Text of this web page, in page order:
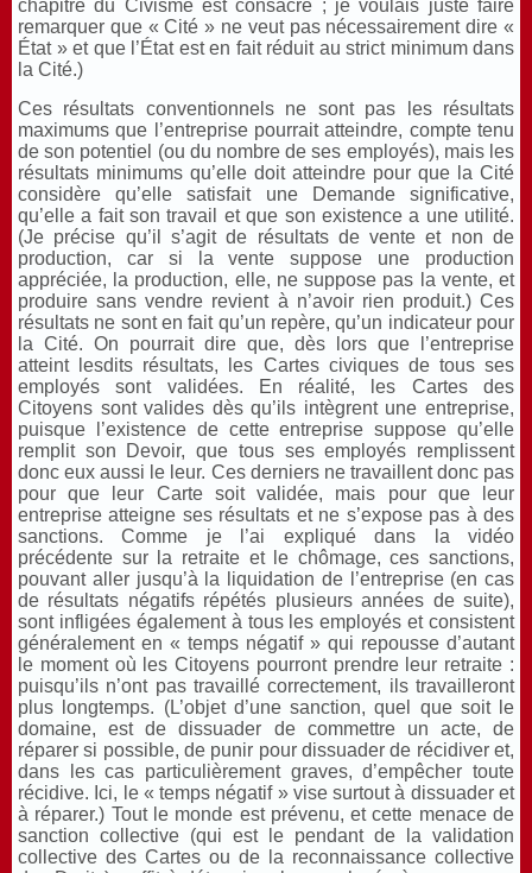
chapitre du Civisme est consacré ; je voulais juste faire
remarquer que « Cité » ne veut pas nécessairement dire «
État » et que l’État est en fait réduit au strict minimum dans
la Cité.)
Ces résultats conventionnels ne sont pas les résultats
maximums que l’entreprise pourrait atteindre, compte tenu
de son potentiel (ou du nombre de ses employés), mais les
résultats minimums qu’elle doit atteindre pour que la Cité
considère qu’elle satisfait une Demande significative,
qu’elle a fait son travail et que son existence a une utilité.
(Je précise qu’il s’agit de résultats de vente et non de
production, car si la vente suppose une production
appréciée, la production, elle, ne suppose pas la vente, et
produire sans vendre revient à n’avoir rien produit.) Ces
résultats ne sont en fait qu’un repère, qu’un indicateur pour
la Cité. On pourrait dire que, dès lors que l’entreprise
atteint lesdits résultats, les Cartes civiques de tous ses
employés sont validées. En réalité, les Cartes des
Citoyens sont valides dès qu’ils intègrent une entreprise,
puisque l’existence de cette entreprise suppose qu’elle
remplit son Devoir, que tous ses employés remplissent
donc eux aussi le leur. Ces derniers ne travaillent donc pas
pour que leur Carte soit validée, mais pour que leur
entreprise atteigne ses résultats et ne s’expose pas à des
sanctions. Comme je l’ai expliqué dans la vidéo
précédente sur la retraite et le chômage, ces sanctions,
pouvant aller jusqu’à la liquidation de l’entreprise (en cas
de résultats négatifs répétés plusieurs années de suite),
sont infligées également à tous les employés et consistent
généralement en « temps négatif » qui repousse d’autant
le moment où les Citoyens pourront prendre leur retraite :
puisqu’ils n’ont pas travaillé correctement, ils travailleront
plus longtemps. (L’objet d’une sanction, quel que soit le
domaine, est de dissuader de commettre un acte, de
réparer si possible, de punir pour dissuader de récidiver et,
dans les cas particulièrement graves, d’empêcher toute
récidive. Ici, le « temps négatif » vise surtout à dissuader et
à réparer.) Tout le monde est prévenu, et cette menace de
sanction collective (qui est le pendant de la validation
collective des Cartes ou de la reconnaissance collective